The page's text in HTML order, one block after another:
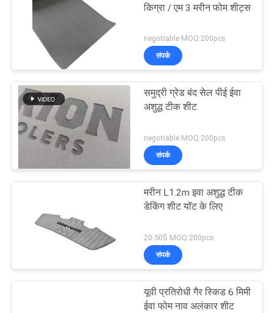
समाचार
एक
उद्धरण
अनुरोध
PRIVACY
किग्रा / एम 3 मरीन फोम शीट्स
negotiable MOQ:200pcs
संपर्क
समुद्री ग्रेड बंद सेल पीई ईवा
अशुद्ध टीक शीट
negotiable MOQ:200pcs
संपर्क
मरीन L1.2m इवा अशुद्ध टीक
डेकिंग शीट यॉट के लिए
20-50$ MOQ:200pcs
संपर्क
यूवी प्रतिरोधी गैर स्किड 6 मिमी
ईवा फोम नाव अलंकार शीट